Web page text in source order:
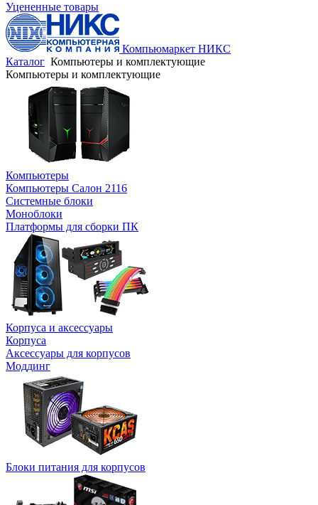
Уцененные товары
Компьюмаркет НИКС
Каталог Компьютеры и комплектующие
Компьютеры и комплектующие
Компьютеры
Компьютеры Салон 2116
Системные блоки
Моноблоки
Платформы для сборки ПК
Корпуса и аксессуары
Корпуса
Аксессуары для корпусов
Моддинг
Блоки питания для корпусов